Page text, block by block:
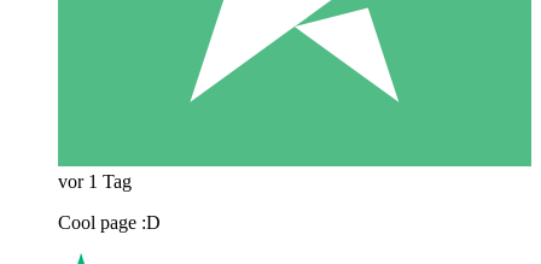
vor 1 Tag
Cool page :D